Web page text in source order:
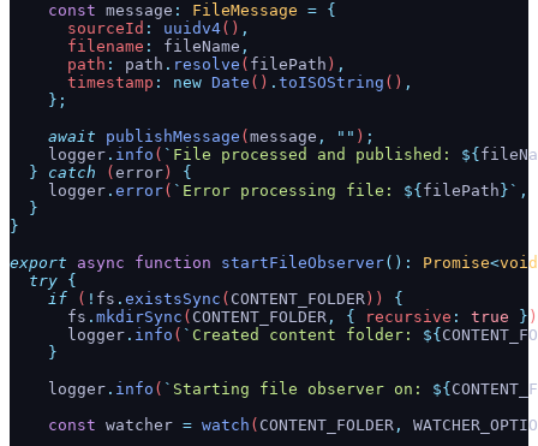
    const
message : FileMessage = {
      sourceId
: uuidv4() ,
      filename
: fileName ,
      path
: path . resolve ( filePath ) ,
      timestamp
: new Date () . toISOString () ,
    };
    await
publishMessage ( message , "" ) ;
    logger
. info ( ` File processed and published: ${
  }
catch ( error ) {
    logger
. error( ` Error processing file: ${ filePath }` ,
  }
}
export async function startFileObserver(): Promise<void
  try
{
    if
( ! fs . existsSync ( CONTENT_FOLDER )) {
      fs
. mkdirSync ( CONTENT_FOLDER , { recursive : true } )
      logger
. info ( ` Created content folder: ${
    }
    logger
. info ( ` Starting file observer on: ${
    const
watcher = watch ( CONTENT_FOLDER ,